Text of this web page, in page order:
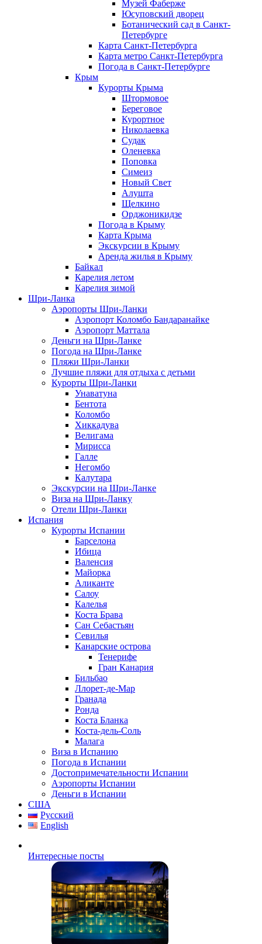
Музей Фаберже
Юсуповский дворец
Ботанический сад в Санкт-
Петербурге
Карта Санкт-Петербурга
Карта метро Санкт-Петербурга
Погода в Санкт-Петербурге
Крым
Курорты Крыма
Штормовое
Береговое
Курортное
Николаевка
Судак
Оленевка
Поповка
Симеиз
Новый Свет
Алушта
Щелкино
Орджоникидзе
Погода в Крыму
Карта Крыма
Экскурсии в Крыму
Аренда жилья в Крыму
Байкал
Карелия летом
Карелия зимой
Шри-Ланка
Аэропорты Шри-Ланки
Аэропорт Коломбо Бандаранайке
Аэропорт Маттала
Деньги на Шри-Ланке
Погода на Шри-Ланке
Пляжи Шри-Ланки
Лучшие пляжи для отдыха с детьми
Курорты Шри-Ланки
Унаватуна
Бентота
Коломбо
Хиккадува
Велигама
Мирисса
Галле
Негомбо
Калутара
Экскурсии на Шри-Ланке
Виза на Шри-Ланку
Отели Шри-Ланки
Испания
Курорты Испании
Барселона
Ибица
Валенсия
Майорка
Аликанте
Салоу
Калелья
Коста Брава
Сан Себастьян
Севилья
Канарские острова
Тенерифе
Гран Канария
Бильбао
Ллорет-де-Мар
Гранада
Ронда
Коста Бланка
Коста-дель-Соль
Малага
Виза в Испанию
Погода в Испании
Достопримечательности Испании
Аэропорты Испании
Деньги в Испании
США
Русский
English
Интересные посты